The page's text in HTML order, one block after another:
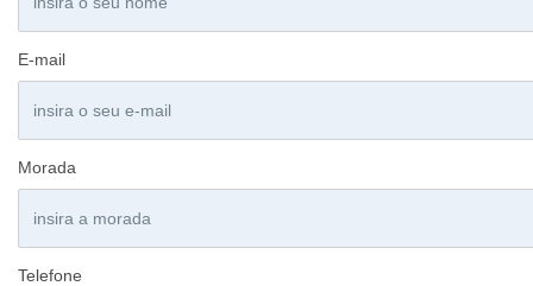
E-mail
Morada
Telefone